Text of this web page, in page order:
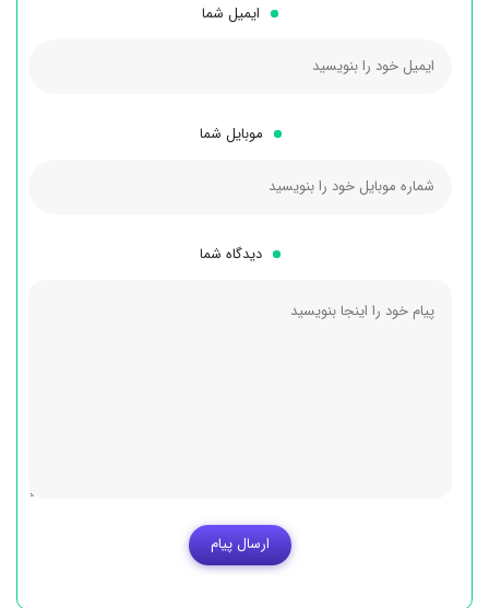
ایمیل شما
موبایل شما
دیدگاه شما
ارسال پیام